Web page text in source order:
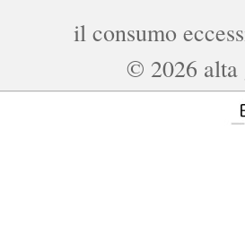
il consumo
© 2026